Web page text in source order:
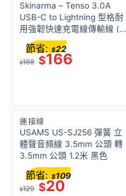
Skinarma – Tenso 3.0A
USB-C to Lightning 型格耐
用強韌快速充電線傳輸線 (官
方 MFI 認證) 1.2米 綠/黑
$188 $166
節省: $22
連接線
USAMS US-SJ256 彈簧 立
體聲音頻線 3.5mm 公頭 轉
3.5mm 公頭 1.2米 黑色
$129 $20
節省: $109